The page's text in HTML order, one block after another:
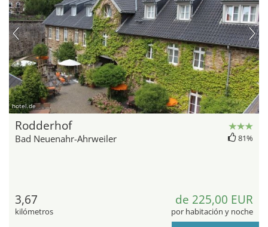
hotel.de
Rodderhof
Bad Neuenahr-Ahrweiler 81%
3,67
kilómetros
de 225,00 EUR
por habitación y noche